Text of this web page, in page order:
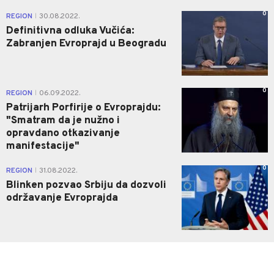
REGION 30.08.2022.
Definitivna odluka Vučića:
Zabranjen Evroprajd u Beogradu
0
REGION 06.09.2022.
Patrijarh Porfirije o Evroprajdu:
"Smatram da je nužno i
opravdano otkazivanje
manifestacije"
0
REGION 31.08.2022.
Blinken pozvao Srbiju da dozvoli
održavanje Evroprajda
0